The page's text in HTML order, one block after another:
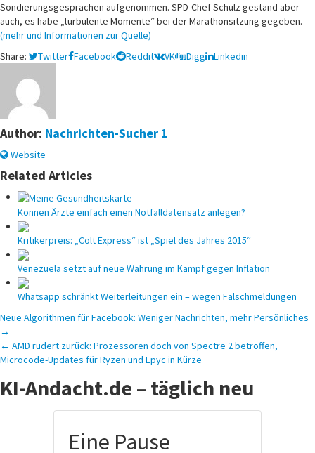
Sondierungsgesprächen aufgenommen. SPD-Chef Schulz gestand aber
auch, es habe „turbulente Momente“ bei der Marathonsitzung gegeben.
(mehr und Informationen zur Quelle)
Share:
Twitter Facebook Reddit VK Digg Linkedin
Author: Nachrichten-Sucher 1
Website
Related Articles
Können Ärzte einfach einen Notfalldatensatz anlegen?
Kritikerpreis: „Colt Express“ ist „Spiel des Jahres 2015“
Venezuela setzt auf neue Währung im Kampf gegen Inflation
Whatsapp schränkt Weiterleitungen ein – wegen Falschmeldungen
Beitragsnavigation
Neue Algorithmen für Facebook: Weniger Nachrichten, mehr Persönliches
→
← AMD rudert zurück: Prozessoren doch von Spectre 2 betroffen,
Microcode-Updates für Ryzen und Epyc in Kürze
KI-Andacht.de – täglich neu